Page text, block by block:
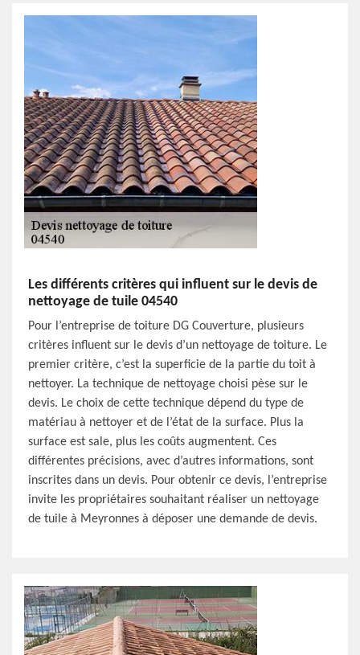
Les différents critères qui influent sur le devis de
nettoyage de tuile 04540
Pour l’entreprise de toiture DG Couverture, plusieurs
critères influent sur le devis d’un nettoyage de toiture. Le
premier critère, c’est la superficie de la partie du toit à
nettoyer. La technique de nettoyage choisi pèse sur le
devis. Le choix de cette technique dépend du type de
matériau à nettoyer et de l’état de la surface. Plus la
surface est sale, plus les coûts augmentent. Ces
différentes précisions, avec d’autres informations, sont
inscrites dans un devis. Pour obtenir ce devis, l’entreprise
invite les propriétaires souhaitant réaliser un nettoyage
de tuile à Meyronnes à déposer une demande de devis.